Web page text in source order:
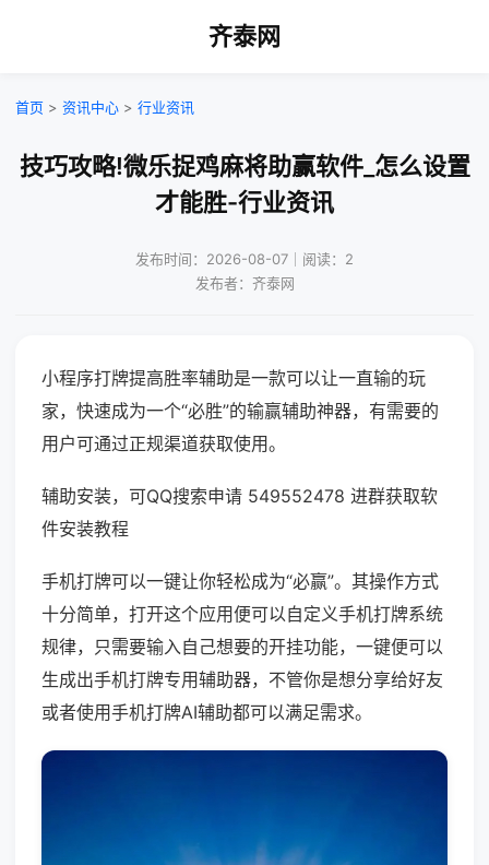
齐泰网
首页 > 资讯中心 > 行业资讯
技巧攻略!微乐捉鸡麻将助赢软件_怎么设置
才能胜-行业资讯
发布时间：2026-08-07｜阅读：2
发布者：齐泰网
小程序打牌提高胜率辅助是一款可以让一直输的玩
家，快速成为一个“必胜”的输赢辅助神器，有需要的
用户可通过正规渠道获取使用。
辅助安装，可QQ搜索申请 549552478 进群获取软
件安装教程
手机打牌可以一键让你轻松成为“必赢”。其操作方式
十分简单，打开这个应用便可以自定义手机打牌系统
规律，只需要输入自己想要的开挂功能，一键便可以
生成出手机打牌专用辅助器，不管你是想分享给好友
或者使用手机打牌AI辅助都可以满足需求。